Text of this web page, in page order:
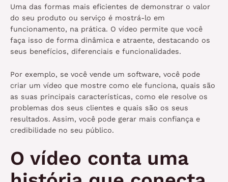
Uma das formas mais eficientes de demonstrar o valor
do seu produto ou serviço é mostrá-lo em
funcionamento, na prática. O vídeo permite que você
faça isso de forma dinâmica e atraente, destacando os
seus benefícios, diferenciais e funcionalidades.
Por exemplo, se você vende um software, você pode
criar um vídeo que mostre como ele funciona, quais são
as suas principais características, como ele resolve os
problemas dos seus clientes e quais são os seus
resultados. Assim, você pode gerar mais confiança e
credibilidade no seu público.
O vídeo conta uma